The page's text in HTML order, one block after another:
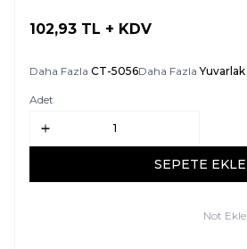
102,93 TL + KDV
Daha Fazla CT-5056Daha FazlaYuvarlak
Adet
SEPETE EKLE
Not Ekle